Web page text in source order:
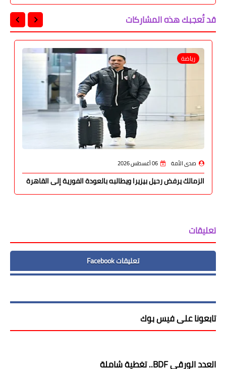
قد تُعجبك هذه المشاركات
رياضة
صدى الأمة 06 أغسطس 2026
الزمالك يرفض رحيل بيزيرا ويطالبه بالعودة الفورية إلى القاهرة
تعليقات
تعليقات Facebook
تابعونا على فيس بوك
العدد الورقى BDF.. تغطية شاملة